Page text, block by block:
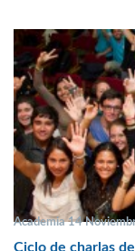
Academia 14
Ciclo de charlas